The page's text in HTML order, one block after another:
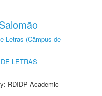
Letras (Câmpus de
LETRAS
RDIDP Academic